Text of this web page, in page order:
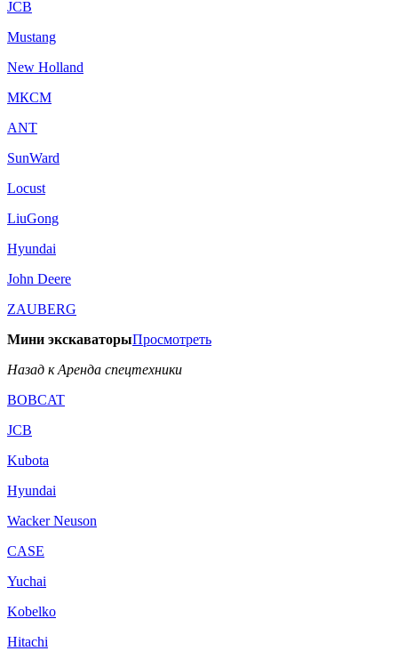
JCB
Mustang
New Holland
МКСМ
ANT
SunWard
Locust
LiuGong
Hyundai
John Deere
ZAUBERG
Мини экскаваторыПросмотреть
Назад к Аренда спецтехники
BOBCAT
JCB
Kubota
Hyundai
Wacker Neuson
CASE
Yuchai
Kobelko
Hitachi